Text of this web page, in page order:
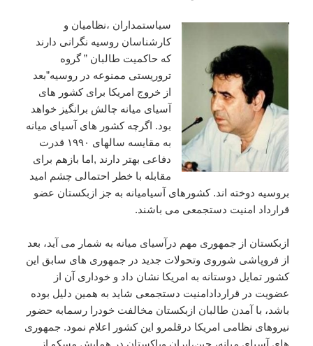
سیاستمداران ،نظامیان و
کارشناسان روسیه نگرانی دارند
که حاکمیت طالبان ” گروه
تروریستی ممنوعه در روسیه”بعد
از خروج امریکا برای کشور های
آسیای میانه چالش برانگیز خواهد
بود. اگرچه کشور های آسیای میانه
به مقایسه سالهای ۱۹۹۰ قدرت
دفاعی بهتر دارند ,اما بازهم برای
مقابله با خطر احتمالی چشم امید
بروسیه دوخته اند. کشورهای آسیامیانه به جز ازبکستان عضو
قرارداد امنیت دستجمعی می باشند.
ازبکستان از جمهوری مهم درآسیای میانه به شمار می آید، بعد
از فروپاشی شوروی وتحولات جدید در جمهوری های سابق این
کشور تمایل دوستانه به امریکا نشان داد و خوداری آن از
عضویت در قراردادامنیت دستجمعی شاید به همین دلیل بوده
باشد، با آمدن طالبان ازبکستان مخالفت خودرا رسمابه حضور
نیروهای نظامی امریکا درقلمرو این کشور اعلام نمود. جمهوری